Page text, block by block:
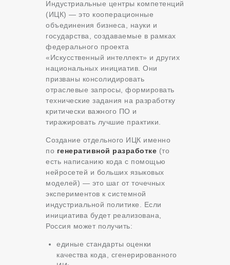
Индустриальные центры компетенций
(ИЦК) — это кооперационные
объединения бизнеса, науки и
государства, создаваемые в рамках
федерального проекта
«Искусственный интеллект» и других
национальных инициатив. Они
призваны консолидировать
отраслевые запросы, формировать
технические задания на разработку
критически важного ПО и
тиражировать лучшие практики.
Создание отдельного ИЦК именно
по генеративной разработке (то
есть написанию кода с помощью
нейросетей и больших языковых
моделей) — это шаг от точечных
экспериментов к системной
индустриальной политике. Если
инициатива будет реализована,
Россия может получить:
единые стандарты оценки
качества кода, сгенерированного